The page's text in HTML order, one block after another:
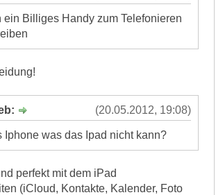
ein Billiges Handy zum Telefonieren
(20.05.2012, 19:08)
Iphone was das Ipad nicht kann?
perfekt mit dem iPad
(iCloud, Kontakte, Kalender, Foto